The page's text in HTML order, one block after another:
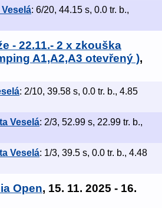
Veselá: 6/20, 44.15 s, 0.0 tr. b.,
- 22.11.- 2 x zkouška
A1,A2,A3 otevřený ),
: 2/10, 39.58 s, 0.0 tr. b., 4.85
Veselá: 2/3, 52.99 s, 22.99 tr. b.,
Veselá: 1/3, 39.5 s, 0.0 tr. b., 4.48
Open, 15. 11. 2025 - 16.